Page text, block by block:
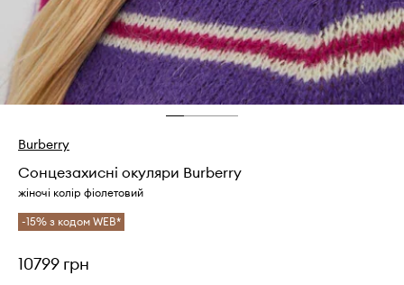
Burberry
Сонцезахисні окуляри Burberry
жіночі колір фіолетовий
-15% з кодом WEB*
10799 грн